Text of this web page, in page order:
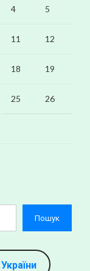
4 5
11 12
18 19
25 26
Пошук